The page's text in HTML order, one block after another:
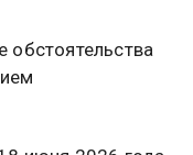
обстоятельства